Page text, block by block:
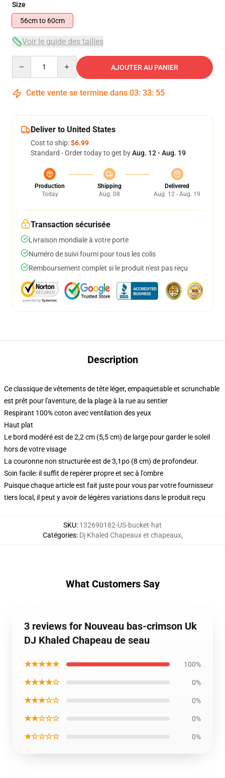
Size
56cm to 60cm
Voir le guide des tailles
AJOUTER AU PANIER
Cette vente se termine dans 03: 33: 54
Deliver to United States
Cost to ship:$6.99
Standard - Order today to get byAug. 12 - Aug. 19
Production
Today
Shipping
Aug. 08
Delivered
Aug. 12 - Aug. 19
Transaction sécurisée
Livraison mondiale à votre porte
Numéro de suivi fourni pour tous les colis
Remboursement complet si le produit n'est pas reçu
Description
Ce classique de vêtements de tête léger, empaquetable et scrunchable
est prêt pour l'aventure, de la plage à la rue au sentier
Respirant 100% coton avec ventilation des yeux
Haut plat
Le bord modéré est de 2,2 cm (5,5 cm) de large pour garder le soleil
hors de votre visage
La couronne non structurée est de 3,1po (8 cm) de profondeur.
Soin facile: il suffit de repérer propre et sec à l'ombre
Puisque chaque article est fait juste pour vous par votre fournisseur
tiers local, il peut y avoir de légères variations dans le produit reçu
SKU: 132690182-US-bucket-hat
Catégories: Dj Khaled Chapeaux et chapeaux,
What Customers Say
3 reviews for Nouveau bas-crimson Uk
DJ Khaled Chapeau de seau
★★★★★ 100%
★★★★☆ 0%
★★★☆☆ 0%
★★☆☆☆ 0%
★☆☆☆☆ 0%